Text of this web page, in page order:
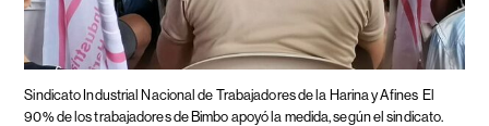
Sindicato Industrial Nacional de Trabajadores de la Harina y Afines El
90% de los trabajadores de Bimbo apoyó la medida, según el sindicato.